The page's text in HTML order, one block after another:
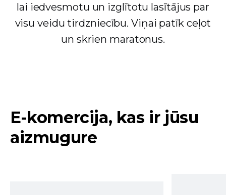
lai iedvesmotu un izglītotu lasītājus par
visu veidu tirdzniecību. Viņai patīk ceļot
un skrien maratonus.
E-komercija, kas ir jūsu
aizmugure